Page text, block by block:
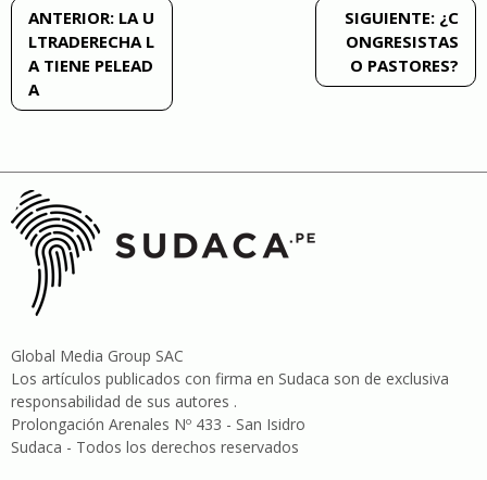
Navegación
de
entradas
ANTERIOR: LA U
LTRADERECHA L
A TIENE PELEAD
A
SIGUIENTE: ¿C
ONGRESISTAS
O PASTORES?
Global Media Group SAC
Los artículos publicados con firma en Sudaca son de exclusiva
responsabilidad de sus autores .
Prolongación Arenales Nº 433 - San Isidro
Sudaca - Todos los derechos reservados